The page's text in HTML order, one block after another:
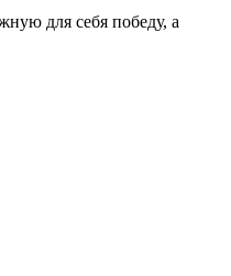
для себя победу, а